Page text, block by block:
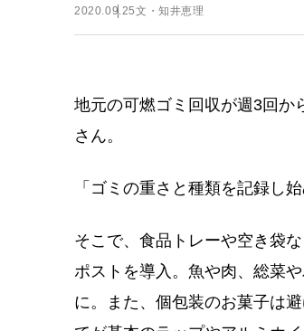
2020.09.25文・知井恵理
地元の可燃ゴミ回収が週3回か
さん。
「ゴミの重さと種類を記録し
そこで、食品トレーや空き袋
ポストを導入。魚や肉、総菜
に。また、個包装のお菓子は